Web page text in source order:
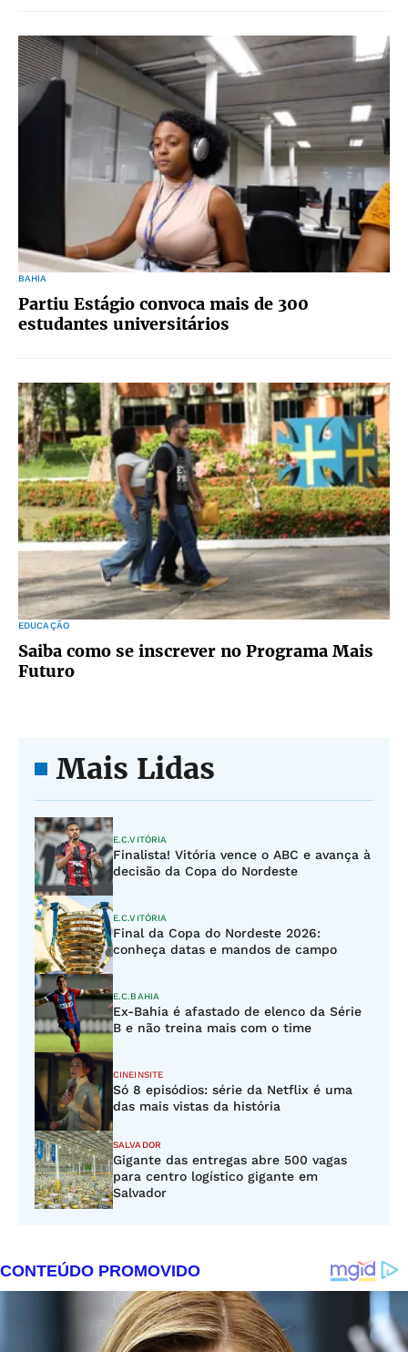
BAHIA
Partiu Estágio convoca mais de 300
estudantes universitários
EDUCAÇÃO
Saiba como se inscrever no Programa Mais
Futuro
Mais Lidas
E.C.VITÓRIA
Finalista! Vitória vence o ABC e avança à
decisão da Copa do Nordeste
E.C.VITÓRIA
Final da Copa do Nordeste 2026:
conheça datas e mandos de campo
E.C.BAHIA
Ex-Bahia é afastado de elenco da Série
B e não treina mais com o time
CINEINSITE
Só 8 episódios: série da Netflix é uma
das mais vistas da história
SALVADOR
Gigante das entregas abre 500 vagas
para centro logístico gigante em
Salvador